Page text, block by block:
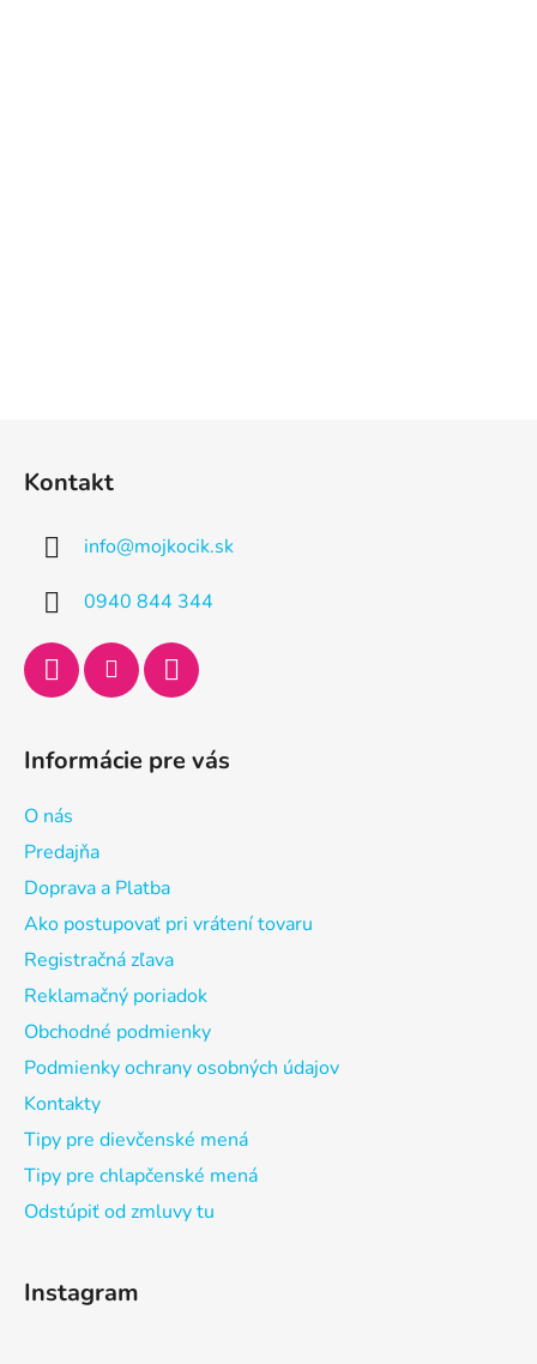
Kontakt
info@mojkocik.sk
0940 844 344
Informácie pre vás
O nás
Predajňa
Doprava a Platba
Ako postupovať pri vrátení tovaru
Registračná zľava
Reklamačný poriadok
Obchodné podmienky
Podmienky ochrany osobných údajov
Kontakty
Tipy pre dievčenské mená
Tipy pre chlapčenské mená
Odstúpiť od zmluvy tu
Instagram